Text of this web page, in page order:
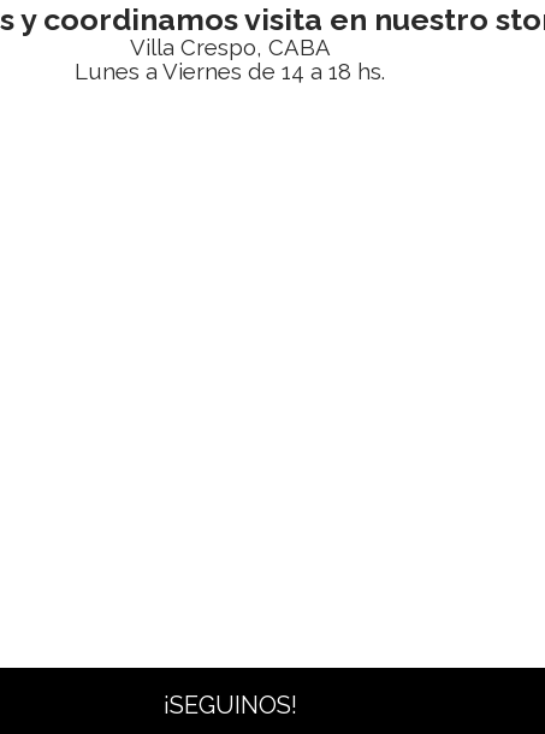
y coordinamos visita en nuestro
Villa Crespo, CABA
Lunes a Viernes de 14 a 18 hs.
¡SEGUINOS!